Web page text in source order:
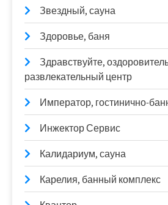
Звездный, сауна
Здоровье, баня
Здравствуйте,
развлекательный центр
Император, гостинично-
Инжектор Сервис
Калидариум, сауна
Карелия, банный комплекс